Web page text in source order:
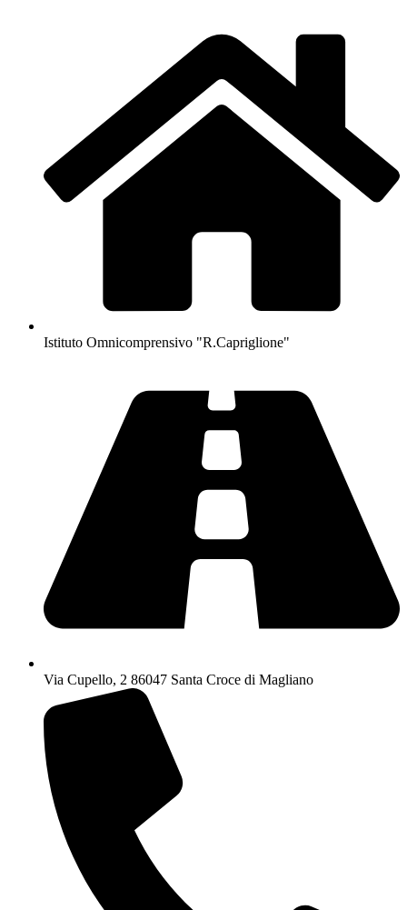
Istituto Omnicomprensivo "R.Capriglione"
Via Cupello, 2 86047 Santa Croce di Magliano